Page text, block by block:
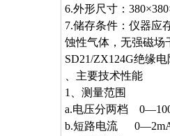
6.外形尺寸：
7.储存条件：仪器
蚀性气体，无强磁场
SD21/ZX124G绝缘
、主要技术性能
1、测量范围
a.电压分两档
b.短路电流